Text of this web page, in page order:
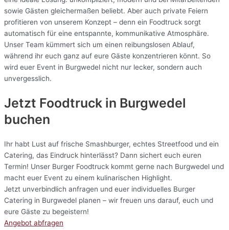
sowie Gästen gleichermaßen beliebt. Aber auch private Feiern
profitieren von unserem Konzept – denn ein Foodtruck sorgt
automatisch für eine entspannte, kommunikative Atmosphäre.
Unser Team kümmert sich um einen reibungslosen Ablauf,
während ihr euch ganz auf eure Gäste konzentrieren könnt. So
wird euer Event in Burgwedel nicht nur lecker, sondern auch
unvergesslich.
Jetzt Foodtruck in Burgwedel
buchen
Ihr habt Lust auf frische Smashburger, echtes Streetfood und ein
Catering, das Eindruck hinterlässt? Dann sichert euch euren
Termin! Unser Burger Foodtruck kommt gerne nach Burgwedel und
macht euer Event zu einem kulinarischen Highlight.
Jetzt unverbindlich anfragen und euer individuelles Burger
Catering in Burgwedel planen – wir freuen uns darauf, euch und
eure Gäste zu begeistern!
Angebot abfragen